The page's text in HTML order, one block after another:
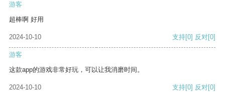
游客
超棒啊 好用
2024-10-10 支持[0] 反对[0]
游客
这款app的游戏非常好玩，可以让我消磨时间。
2024-10-10 支持[0] 反对[0]